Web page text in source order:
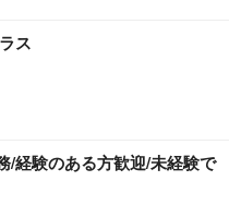
ス
/経験のある方歓迎/未経験で